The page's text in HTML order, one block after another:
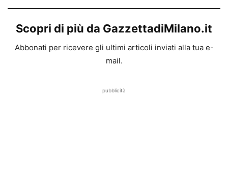
Scopri di più da GazzettadiMilano.it
Abbonati per ricevere gli ultimi articoli inviati alla tua e-
mail.
pubblicità